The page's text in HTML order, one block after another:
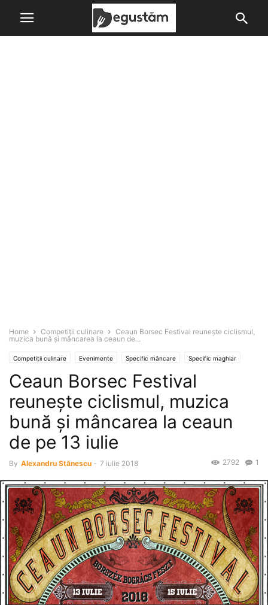
Home Competiții culinare
Ceaun Borsec Festival reuneşte ciclismul,
muzica bună şi mâncarea la ceaun de...
Competiții culinare Evenimente Specific mâncare Specific maghiar
Specific romanesc
Ceaun Borsec Festival
reuneşte ciclismul, muzica
bună şi mâncarea la ceaun
de pe 13 iulie
By Alexandru Stănescu - 7 iulie 2018 1
2792